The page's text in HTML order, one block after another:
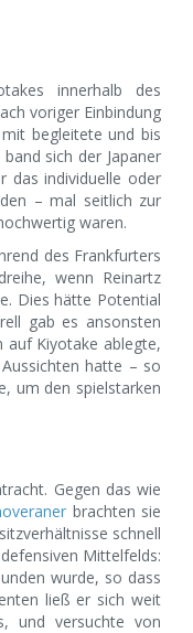
innerhalb des
voriger Einbindung
begleitete und bis
sich der Japaner
das individuelle oder
– mal seitlich zur
waren.
des Frankfurters
wenn Reinartz
Dies hätte Potential
gab es ansonsten
auf Kiyotake ablegte,
hatte – so
um den spielstarken
Gegen das wie
brachten sie
schnell
Mittelfelds:
wurde, so dass
ließ er sich weit
und versuchte von